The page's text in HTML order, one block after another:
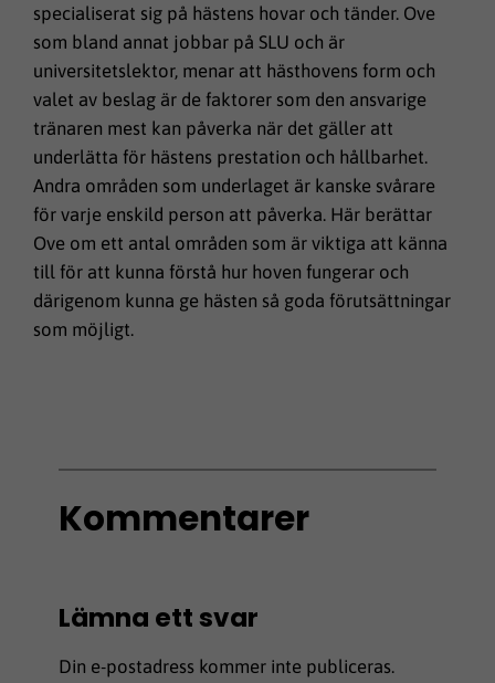
specialiserat sig på hästens hovar och tänder. Ove
som bland annat jobbar på SLU och är
universitetslektor, menar att hästhovens form och
valet av beslag är de faktorer som den ansvarige
tränaren mest kan påverka när det gäller att
underlätta för hästens prestation och hållbarhet.
Andra områden som underlaget är kanske svårare
för varje enskild person att påverka. Här berättar
Ove om ett antal områden som är viktiga att känna
till för att kunna förstå hur hoven fungerar och
därigenom kunna ge hästen så goda förutsättningar
som möjligt.
Kommentarer
Lämna ett svar
Din e-postadress kommer inte publiceras.